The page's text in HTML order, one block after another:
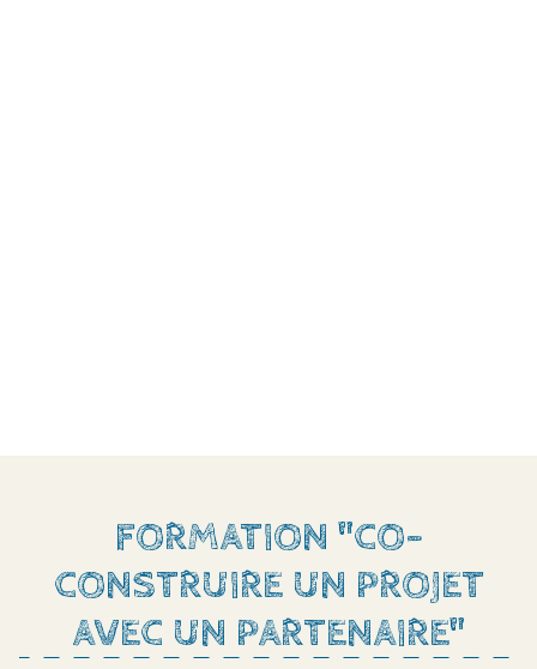
FORMATION "CO-
CONSTRUIRE UN PROJET
AVEC UN PARTENAIRE"